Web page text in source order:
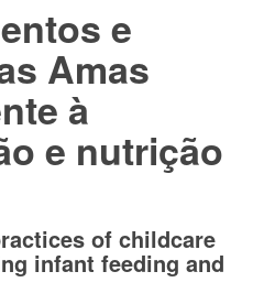
e
Amas
à
e nutrição
of childcare
infant feeding and